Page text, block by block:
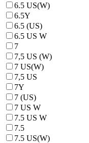
6.5 US(W)
6.5Y
6.5 (US)
6.5 US W
7
7,5 US (W)
7 US(W)
7,5 US
7Y
7 (US)
7 US W
7.5 US W
7.5
7.5 US(W)